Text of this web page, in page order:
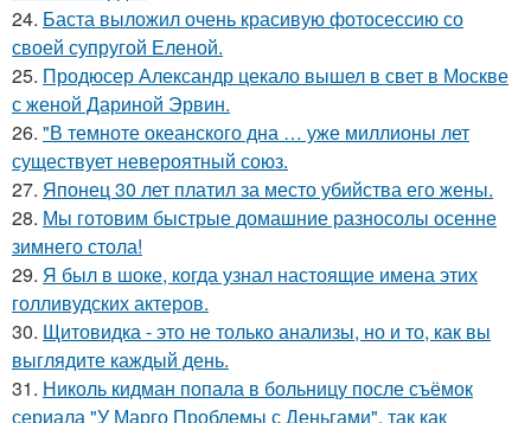
24. Баста выложил очень красивую фотосессию со
своей супругой Еленой.
25. Продюсер Александр цекало вышел в свет в Москве
с женой Дариной Эрвин.
26. "В темноте океанского дна … уже миллионы лет
существует невероятный союз.
27. Японец 30 лет платил за место убийства его жены.
28. Мы готовим быстрые домашние разносолы осенне
зимнего стола!
29. Я был в шоке, когда узнал настоящие имена этих
голливудских актеров.
30. Щитовидка - это не только анализы, но и то, как вы
выглядите каждый день.
31. Николь кидман попала в больницу после съёмок
сериала "У Марго Проблемы с Деньгами", так как